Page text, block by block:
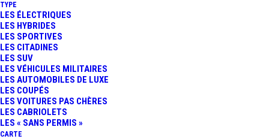
TYPE
LES ÉLECTRIQUES
LES HYBRIDES
LES SPORTIVES
LES CITADINES
LES SUV
LES VÉHICULES MILITAIRES
LES AUTOMOBILES DE LUXE
LES COUPÉS
LES VOITURES PAS CHÈRES
LES CABRIOLETS
LES « SANS PERMIS »
CARTE
ARMISTICE DU 8 MAI
1945 : HONORONS LA
JEEP WILLYS, LE
« SOLDAT ROULANT »